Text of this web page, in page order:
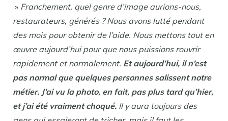
» Franchement, quel genre d’image aurions-nous,
restaurateurs, générés ? Nous avons lutté pendant
des mois pour obtenir de l’aide. Nous mettons tout en
œuvre aujourd’hui pour que nous puissions rouvrir
rapidement et normalement. Et aujourd’hui, il n’est
pas normal que quelques personnes salissent notre
métier. J’ai vu la photo, en fait, pas plus tard qu’hier,
et j’ai été vraiment choqué. Il y aura toujours des